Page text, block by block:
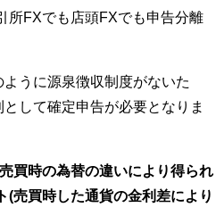
所FXでも店頭FXでも申告分離
うに源泉徴収制度がないた
して確定申告が必要となりま
買時の為替の違いにより得られ
(売買時した通貨の金利差により